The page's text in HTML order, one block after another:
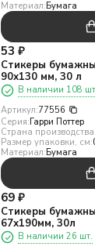
Материал:Бумага
53 ₽
Стикеры
90х130 мм, 30 л
В наличии 108
Артикул:77556
Серия:Гарри Поттер
Страна производства:
Размер упаковки, см:
Материал:Бумага
69 ₽
Стикеры
67х190мм, 30л
В наличии 26 шт.